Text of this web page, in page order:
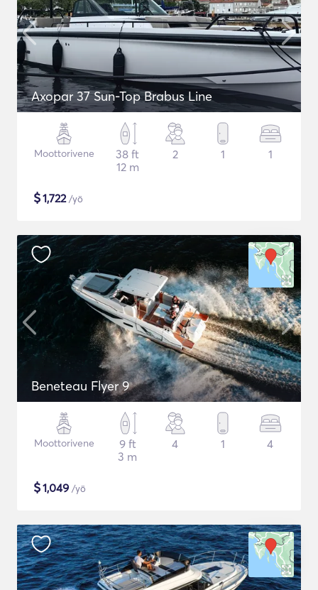
Axopar 37 Sun-Top Brabus Line
Moottorivene
38 ft
12 m
2 1 1
$1,722/yö
Beneteau Flyer 9
Moottorivene
9 ft
3 m
4 1 4
$1,049 /yö